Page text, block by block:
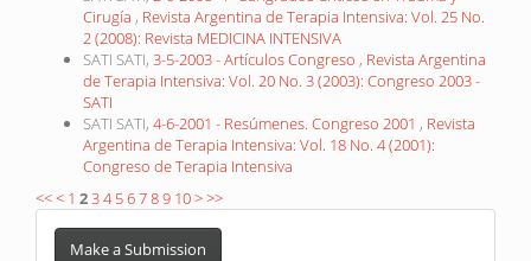
Cirugía , Revista Argentina de Terapia Intensiva: Vol. 25 No.
2 (2008): Revista MEDICINA INTENSIVA
SATI SATI, 3-5-2003 - Artículos Congreso , Revista Argentina
de Terapia Intensiva: Vol. 20 No. 3 (2003): Congreso 2003 -
SATI
SATI SATI, 4-6-2001 - Resúmenes. Congreso 2001 , Revista
Argentina de Terapia Intensiva: Vol. 18 No. 4 (2001):
Congreso de Terapia Intensiva
<<< 1 234 56789 10>>>
Make
Make a Submission